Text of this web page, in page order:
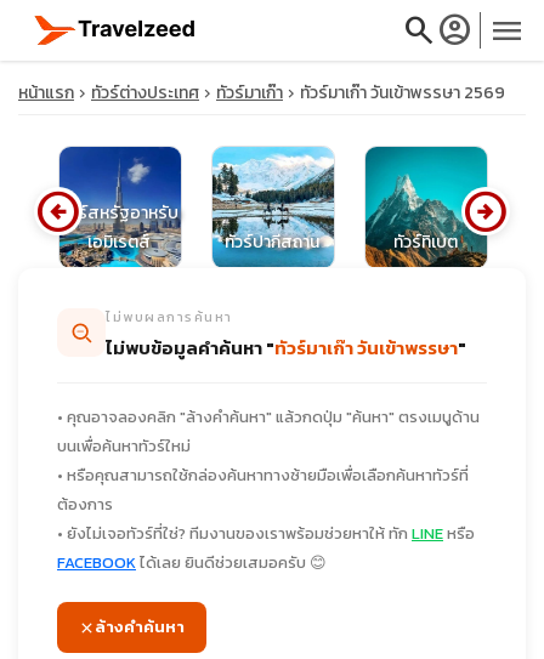
searchaccount_circle menu
close
search
หน้าแรก ทัวร์ต่างประเทศ ทัวร์มาเก๊า ทัวร์มาเก๊า วันเข้าพรรษา 2569
ทัวร์สหรัฐอาหรับ
เอมิเรตส์
ทัวร์ปากีสถาน ทัวร์ทิเบต
arrow_circle_left arrow_circle_right
ไม่พบผลการค้นหา
ไม่พบข้อมูลคำค้นหา "ทัวร์มาเก๊า วันเข้าพรรษา"
• คุณอาจลองคลิก "ล้างคำค้นหา" แล้วกดปุ่ม "ค้นหา" ตรงเมนูด้าน
บนเพื่อค้นหาทัวร์ใหม่
• หรือคุณสามารถใช้กล่องค้นหาทางซ้ายมือเพื่อเลือกค้นหาทัวร์ที่
ต้องการ
• ยังไม่เจอทัวร์ที่ใช่? ทีมงานของเราพร้อมช่วยหาให้ ทัก LINEหรือ
FACEBOOKได้เลย ยินดีช่วยเสมอครับ 😊
ล้างคำค้นหา